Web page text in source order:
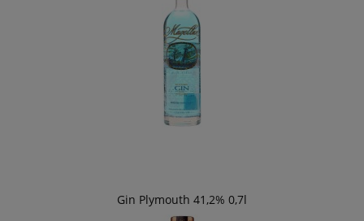
Gin Plymouth 41,2% 0,7l